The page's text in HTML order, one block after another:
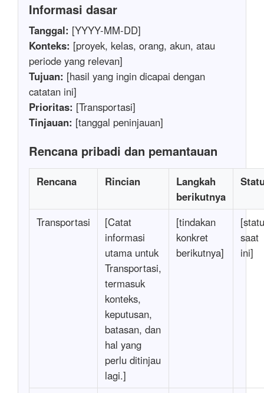
Informasi dasar
Tanggal: [YYYY-MM-DD]
Konteks: [proyek, kelas, orang, akun, atau
periode yang relevan]
Tujuan: [hasil yang ingin dicapai dengan
catatan ini]
Prioritas: [Transportasi]
Tinjauan: [tanggal peninjauan]
Rencana pribadi dan pemantauan
Rencana Rincian
Langkah
berikutnya
Transportasi
[Catat
informasi
utama untuk
Transportasi,
termasuk
konteks,
keputusan,
batasan, dan
hal yang
perlu ditinjau
lagi.]
[tindakan
konkret
berikutnya]
saat
ini]